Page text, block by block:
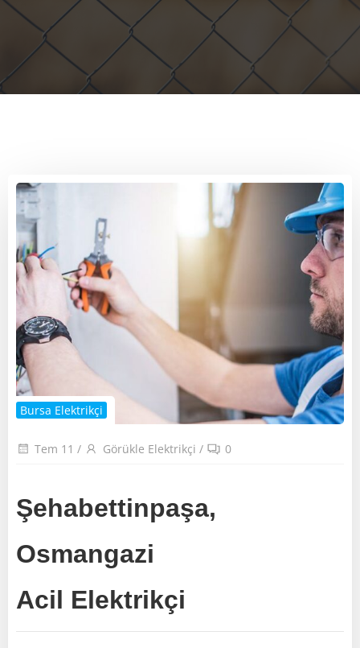
Bursa Elektrikçi
Tem 11 / Görükle Elektrikçi / 0
Şehabettinpaşa,
Osmangazi
Acil Elektrikçi